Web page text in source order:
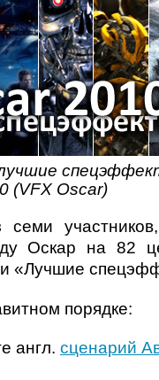
(VFX Oscar)
Оскар на 82
«Лучшие
порядке:
англ. сценарий